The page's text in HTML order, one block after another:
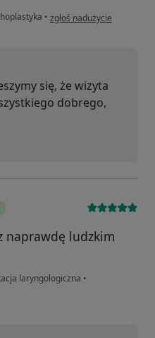
• w opinii użytkownika SW
zgłoś nadużycie
się, że wizyta
dobrego,
naprawdę ludzkim
laryngologiczna •